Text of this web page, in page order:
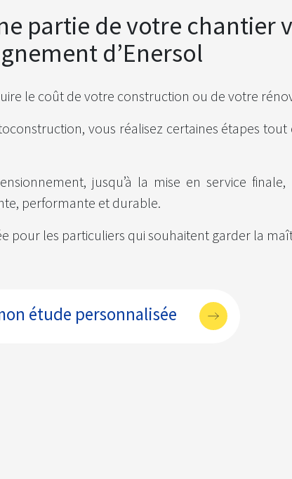
partie de votre chantier
d’Enersol
le coût de votre construction ou de votre
vous réalisez certaines étapes
jusqu’à la mise en service
performante et durable.
pour les particuliers qui souhaitent garder la
étude personnalisée